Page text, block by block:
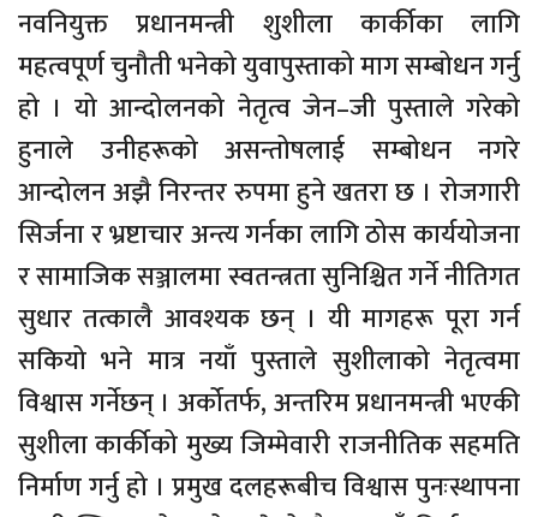
नवनियुक्त प्रधानमन्त्री शुशीला कार्कीका लागि
महत्वपूर्ण चुनौती भनेको युवापुस्ताको माग सम्बोधन गर्नु
हो । यो आन्दोलनको नेतृत्व जेन–जी पुस्ताले गरेको
हुनाले उनीहरूको असन्तोषलाई सम्बोधन नगरे
आन्दोलन अझै निरन्तर रुपमा हुने खतरा छ । रोजगारी
सिर्जना र भ्रष्टाचार अन्त्य गर्नका लागि ठोस कार्ययोजना
र सामाजिक सञ्जालमा स्वतन्त्रता सुनिश्चित गर्ने नीतिगत
सुधार तत्कालै आवश्यक छन् । यी मागहरू पूरा गर्न
सकियो भने मात्र नयाँ पुस्ताले सुशीलाको नेतृत्वमा
विश्वास गर्नेछन् । अर्कोतर्फ, अन्तरिम प्रधानमन्त्री भएकी
सुशीला कार्कीको मुख्य जिम्मेवारी राजनीतिक सहमति
निर्माण गर्नु हो । प्रमुख दलहरूबीच विश्वास पुनःस्थापना